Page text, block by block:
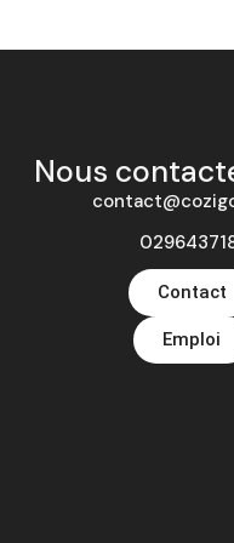
Nous
Contact
Emploi